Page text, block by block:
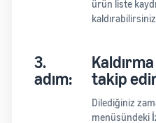
ürün liste
3.
adım:
takip
Dilediğiniz
menüsündeki